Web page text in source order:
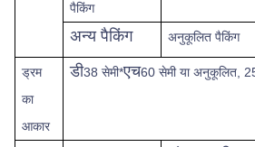
पैकिंग
अन्य पैकिंग अनुकूलित पैकिंग
ड्रम
का
आकार
डी38 सेमी*एच60 सेमी या अनुकूलित,